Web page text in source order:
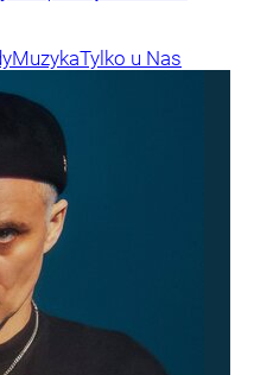
MuzykaTylko u Nas